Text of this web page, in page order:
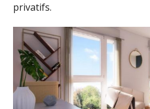
privatifs.